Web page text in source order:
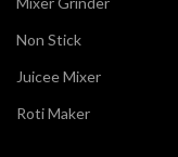
Non Stick
Juicee Mixer
Roti Maker